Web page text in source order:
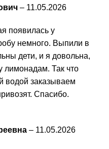
– 11.05.2026
появилась у
немного. Выпили в
дети, и я довольна,
лимонадам. Так что
водой заказываем
Спасибо.
– 11.05.2026